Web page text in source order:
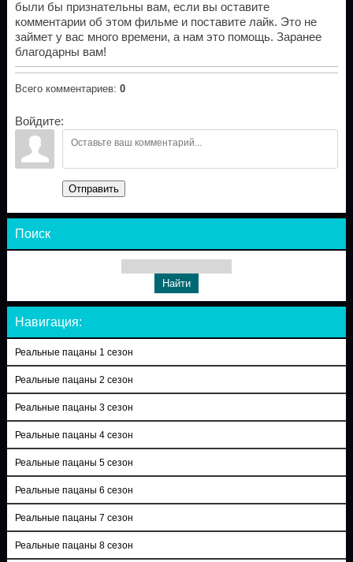
были бы признательны вам, если вы оставите
комментарии об этом фильме и поставите лайк. Это не
займет у вас много времени, а нам это помощь. Заранее
благодарны вам!
Всего комментариев: 0
Войдите:
Отправить
Поиск
Навигация:
Реальные пацаны 1 сезон
Реальные пацаны 2 сезон
Реальные пацаны 3 сезон
Реальные пацаны 4 сезон
Реальные пацаны 5 сезон
Реальные пацаны 6 сезон
Реальные пацаны 7 сезон
Реальные пацаны 8 сезон